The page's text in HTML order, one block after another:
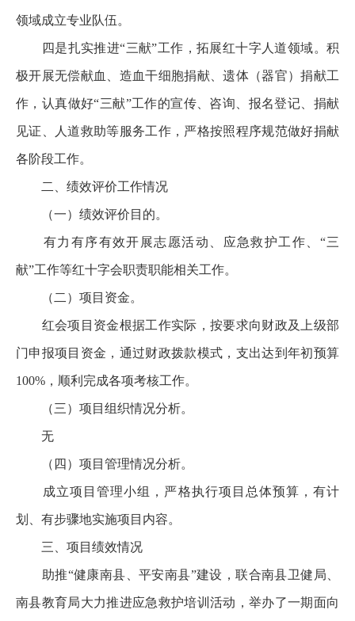
领域成立专业队伍。
四是扎实推进“三献”工作，拓展红十字人道领域。积
极开展无偿献血、造血干细胞捐献、遗体（器官）捐献工
作，认真做好“三献”工作的宣传、咨询、报名登记、捐献
见证、人道救助等服务工作，严格按照程序规范做好捐献
各阶段工作。
二、绩效评价工作情况
（一）绩效评价目的。
有力有序有效开展志愿活动、应急救护工作、“三
献”工作等红十字会职责职能相关工作。
（二）项目资金。
红会项目资金根据工作实际，按要求向财政及上级部
门申报项目资金，通过财政拨款模式，支出达到年初预算
100%，顺利完成各项考核工作。
（三）项目组织情况分析。
无
（四）项目管理情况分析。
成立项目管理小组，严格执行项目总体预算，有计
划、有步骤地实施项目内容。
三、项目绩效情况
助推“健康南县、平安南县”建设，联合南县卫健局、
南县教育局大力推进应急救护培训活动，举办了一期面向